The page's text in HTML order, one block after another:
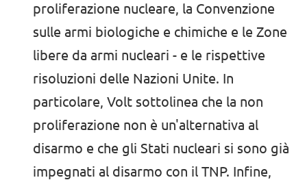
proliferazione nucleare, la Convenzione
sulle armi biologiche e chimiche e le Zone
libere da armi nucleari - e le rispettive
risoluzioni delle Nazioni Unite. In
particolare, Volt sottolinea che la non
proliferazione non è un'alternativa al
disarmo e che gli Stati nucleari si sono già
impegnati al disarmo con il TNP. Infine,